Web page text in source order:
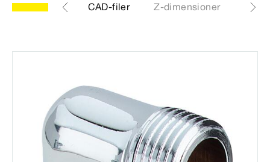
Artiklar CAD-filer Z-dimensioner